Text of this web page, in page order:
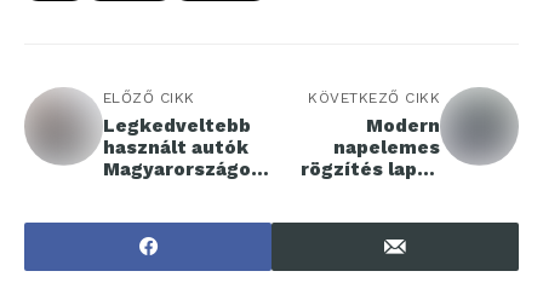
ELŐZŐ CIKK
Legkedveltebb
használt autók
Magyarországon
KÖVETKEZŐ CIKK
Modern
napelemes
rögzítés lapos